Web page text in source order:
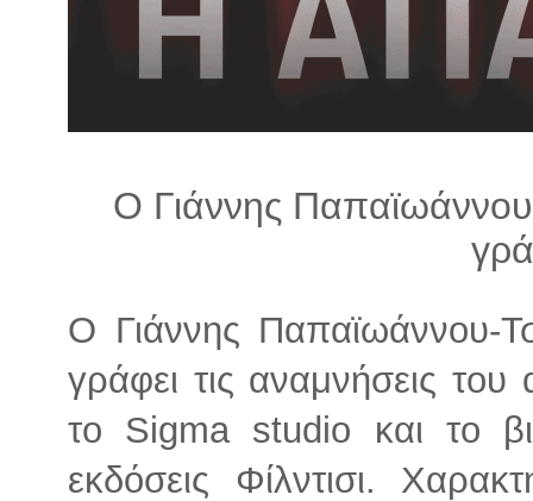
Ο Γιάννης
Ο Γιάννης Παπαϊωάννου-
γράφει τις αναμνήσεις
το Sigma studio και το
εκδόσεις Φίλντισι.